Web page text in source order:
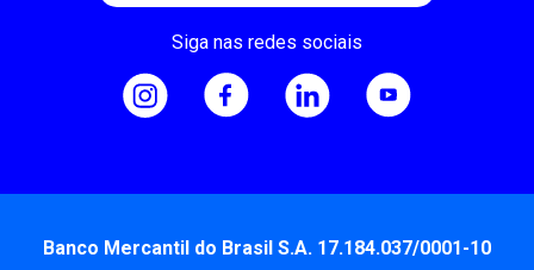
Siga nas redes sociais
Banco Mercantil do Brasil S.A. 17.184.037/0001-10